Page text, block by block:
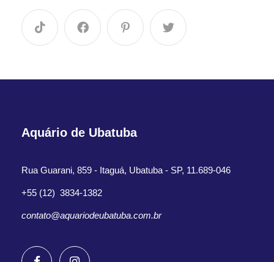
Aquário de Ubatuba
Rua Guarani, 859 - Itaguá, Ubatuba - SP, 11.689-046
+55 (12) 3834-1382
contato@aquariodeubatuba.com.br